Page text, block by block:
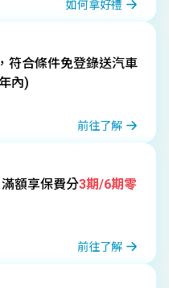
如何拿好禮
符合條件免登錄送汽車
內)
前往了解
額享保費分3期/6期零
前往了解